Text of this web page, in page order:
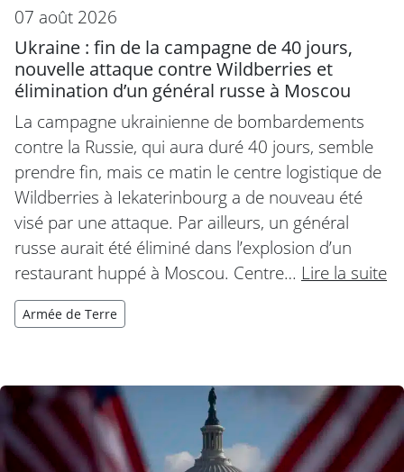
07 août 2026
Ukraine : fin de la campagne de 40 jours,
nouvelle attaque contre Wildberries et
élimination d’un général russe à Moscou
La campagne ukrainienne de bombardements
contre la Russie, qui aura duré 40 jours, semble
prendre fin, mais ce matin le centre logistique de
Wildberries à Iekaterinbourg a de nouveau été
visé par une attaque. Par ailleurs, un général
russe aurait été éliminé dans l’explosion d’un
restaurant huppé à Moscou. Centre… Lire la suite
Armée de Terre